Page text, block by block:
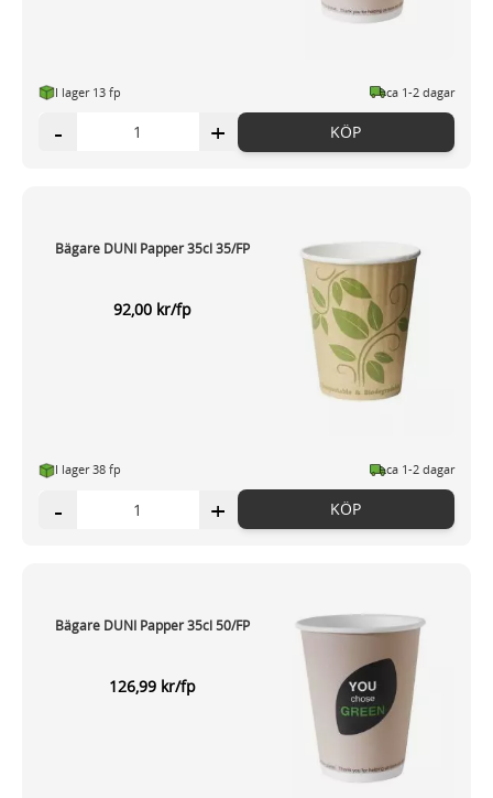
I lager 13 fp ca 1-2 dagar
- + KÖP
Bägare DUNI Papper 35cl 35/FP
92,00 kr/fp
I lager 38 fp ca 1-2 dagar
- + KÖP
Bägare DUNI Papper 35cl 50/FP
126,99 kr/fp